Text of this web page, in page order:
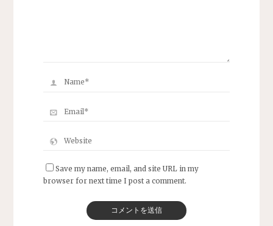
Save my name, email, and site URL in my
browser for next time I post a comment.